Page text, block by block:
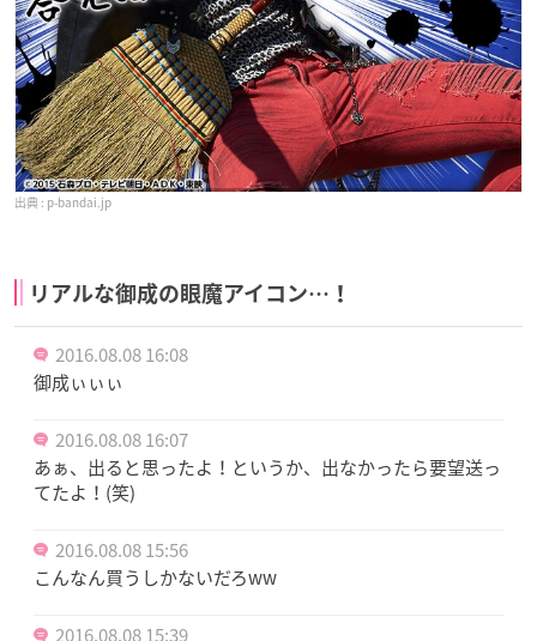
p-bandai.jp
リアルな御成の眼魔アイコン…！
2016.08.08 16:08
御成ぃぃぃ
2016.08.08 16:07
あぁ、出ると思ったよ！というか、出なかったら要望送っ
てたよ！(笑)
2016.08.08 15:56
こんなん買うしかないだろww
2016.08.08 15:39